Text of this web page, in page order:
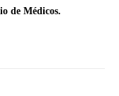
de Médicos.